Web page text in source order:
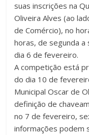
suas inscrições na
Oliveira Alves (ao
de Comércio), no
horas, de segunda
dia 6 de fevereiro.
A competição está
do dia 10 de
Municipal Oscar de
definição de
no 7 de fevereiro,
informações podem